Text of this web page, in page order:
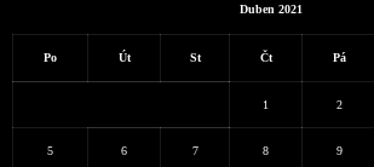
Duben 2021
Po Út St Čt Pá
1 2
5 6 7 8 9